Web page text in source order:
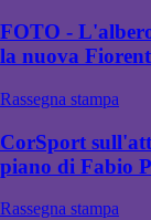
FOTO -
la nuova
Rassegna stampa
CorSport
piano di Fabio
Rassegna stampa